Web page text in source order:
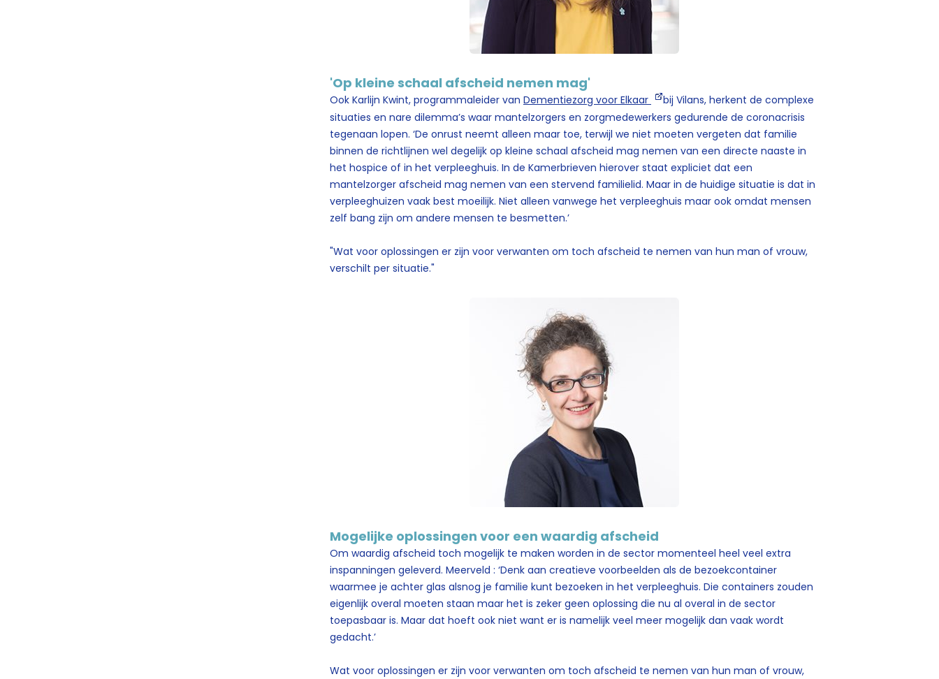
'Op kleine schaal afscheid nemen mag'
Ook Karlijn Kwint, programmaleider van Dementiezorg voor Elkaar
bij Vilans, herkent de complexe
situaties en nare dilemma’s waar mantelzorgers en zorgmedewerkers gedurende de coronacrisis
tegenaan lopen. ‘De onrust neemt alleen maar toe, terwijl we niet moeten vergeten dat familie
binnen de richtlijnen wel degelijk op kleine schaal afscheid mag nemen van een directe naaste in
het hospice of in het verpleeghuis. In de Kamerbrieven hierover staat expliciet dat een
mantelzorger afscheid mag nemen van een stervend familielid. Maar in de huidige situatie is dat in
verpleeghuizen vaak best moeilijk. Niet alleen vanwege het verpleeghuis maar ook omdat mensen
zelf bang zijn om andere mensen te besmetten.’
"Wat voor oplossingen er zijn voor verwanten om toch afscheid te nemen van hun man of vrouw,
verschilt per situatie."
Mogelijke oplossingen voor een waardig afscheid
Om waardig afscheid toch mogelijk te maken worden in de sector momenteel heel veel extra
inspanningen geleverd. Meerveld : ‘Denk aan creatieve voorbeelden als de bezoekcontainer
waarmee je achter glas alsnog je familie kunt bezoeken in het verpleeghuis. Die containers zouden
eigenlijk overal moeten staan maar het is zeker geen oplossing die nu al overal in de sector
toepasbaar is. Maar dat hoeft ook niet want er is namelijk veel meer mogelijk dan vaak wordt
gedacht.’
Wat voor oplossingen er zijn voor verwanten om toch afscheid te nemen van hun man of vrouw,